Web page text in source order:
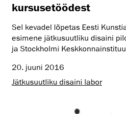
kursusetöödest
Sel kevadel lõpetas Eesti
esimene jätkusuutliku disaini
ja Stockholmi
20. juuni 2016
Jätkusuutliku disaini labor